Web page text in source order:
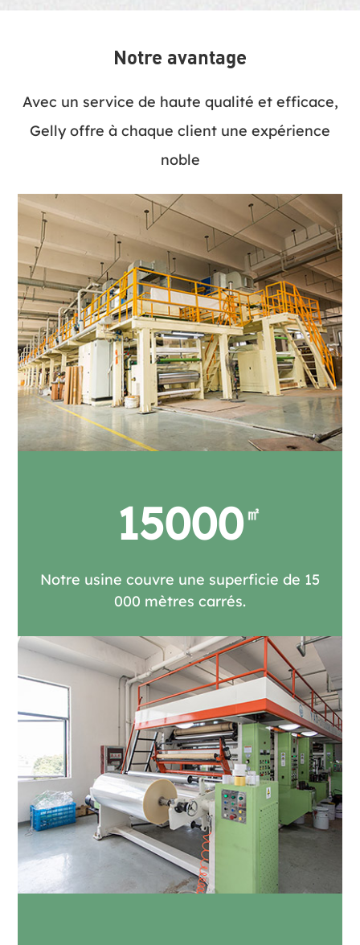
Notre avantage
Avec un service de haute qualité et efficace,
Gelly offre à chaque client une expérience
noble
15000
Notre usine couvre une superficie de 15
000 mètres carrés.